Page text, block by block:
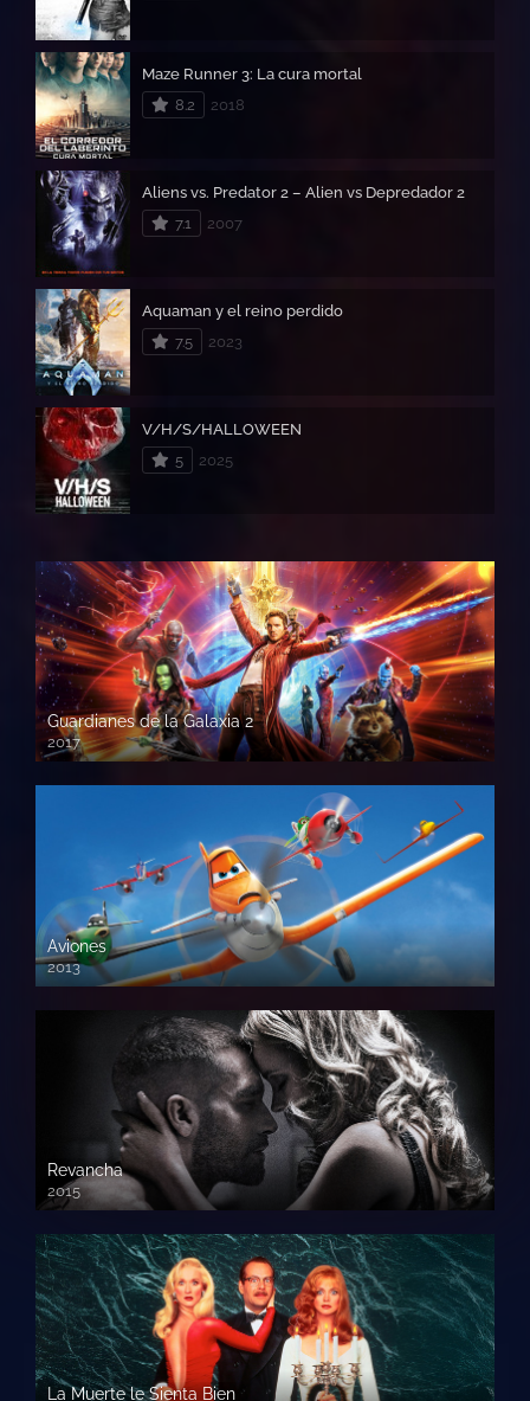
Maze Runner 3: La cura mortal
8.2
2018
Aliens vs. Predator 2 – Alien vs Depredador 2
7.1
2007
Aquaman y el reino perdido
7.5
2023
V/H/S/HALLOWEEN
5
2025
Guardianes de la Galaxia 2
2017
720p HD
Aviones
2013
720 HD
Revancha
2015
720p HD
La Muerte le Sienta Bien